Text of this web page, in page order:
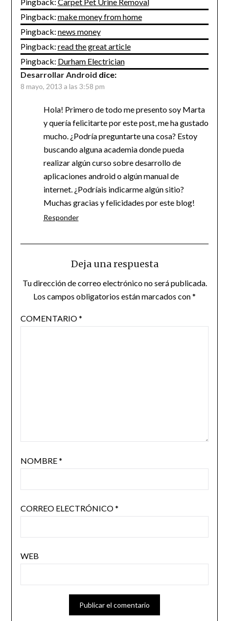
Pingback: make money from home
Pingback: news money
Pingback: read the great article
Pingback: Durham Electrician
Desarrollar Android dice:
8 mayo, 2013 a las 3:58 pm
Hola! Primero de todo me presento soy Marta
y quería felicitarte por este post, me ha gustado
mucho. ¿Podría preguntarte una cosa? Estoy
buscando alguna academia donde pueda
realizar algún curso sobre desarrollo de
aplicaciones android o algún manual de
internet. ¿Podríais indicarme algún sitio?
Muchas gracias y felicidades por este blog!
Responder
Deja una respuesta
Tu dirección de correo electrónico no será publicada.
Los campos obligatorios están marcados con*
COMENTARIO*
NOMBRE*
CORREO ELECTRÓNICO*
WEB